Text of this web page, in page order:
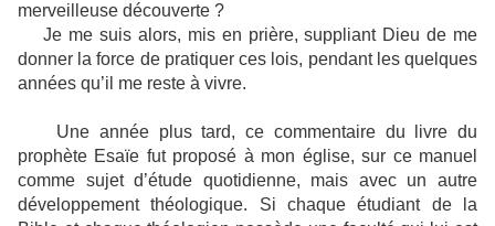
merveilleuse découverte ?
Je me suis alors, mis en prière, suppliant Dieu de me
donner la force de pratiquer ces lois, pendant les quelques
années qu’il me reste à vivre.
Une année plus tard, ce commentaire du livre du
prophète Esaïe fut proposé à mon église, sur ce manuel
comme sujet d’étude quotidienne, mais avec un autre
développement théologique. Si chaque étudiant de la